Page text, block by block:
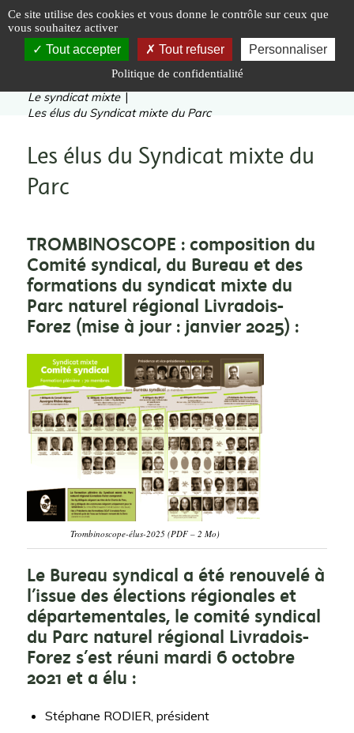
Accueil | Le Parc naturel régional
Le syndicat mixte |
Les élus du Syndicat mixte du Parc
Les élus du Syndicat mixte du
Parc
TROMBINOSCOPE : composition du
Comité syndical, du Bureau et des
formations du syndicat mixte du
Parc naturel régional Livradois-
Forez (mise à jour : janvier 2025) :
Trombinoscope-élus-2025 (PDF – 2 Mo)
Le Bureau syndical a été renouvelé à
l’issue des élections régionales et
départementales, le comité syndical
du Parc naturel régional Livradois-
Forez s’est réuni mardi 6 octobre
2021 et a élu :
Stéphane RODIER, président
Panneau de gestion des cookies
Ce site utilise des cookies et vous donne le contrôle sur ceux que
vous souhaitez activer
Tout accepter Tout refuser Personnaliser
Politique de confidentialité